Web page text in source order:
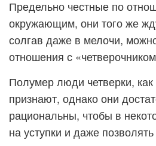
Предельно честные по
окружающим, они того же
солгав даже в мелочи,
отношения с
Полумер люди четверки,
признают, однако они
рациональны, чтобы в
на уступки и даже